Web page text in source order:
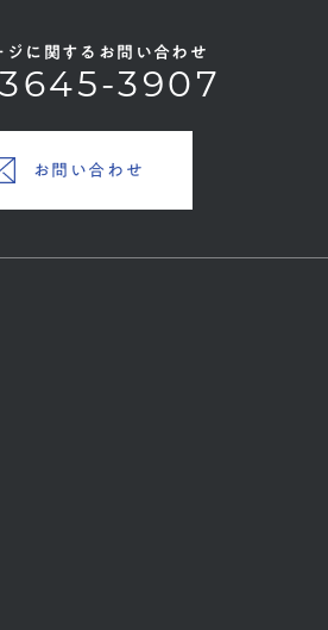
ジに関するお問い合わせ
3907
お問い合わせ